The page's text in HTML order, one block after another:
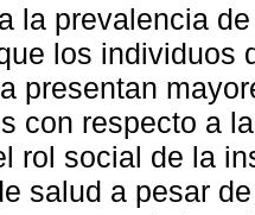
la prevalencia
los individuos
presentan
con respecto a
rol social de la
salud a pesar